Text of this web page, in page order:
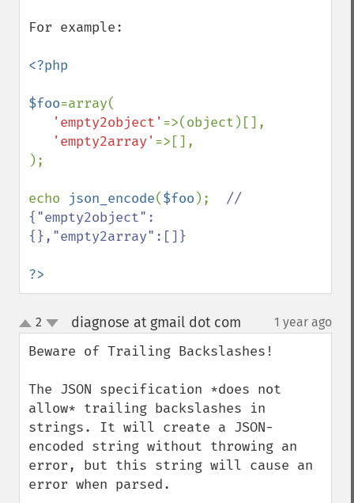
For example:
<?php
$foo=array(
'empty2object' =>(object)[],
'empty2array' =>[],
);
echo json_encode($foo ); //
{"empty2object":
{},"empty2array":[]}
?>
up
down
2 diagnose at gmail dot com 1 year ago
Beware of Trailing Backslashes!
The JSON specification *does not
allow* trailing backslashes in
strings. It will create a JSON-
encoded string without throwing an
error, but this string will cause an
error when parsed.